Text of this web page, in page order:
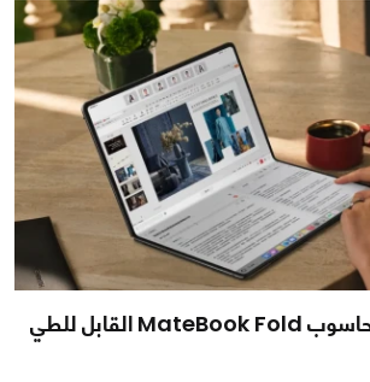
هواوي تكشف عن حاسوب MateBook Fold القابل للطي